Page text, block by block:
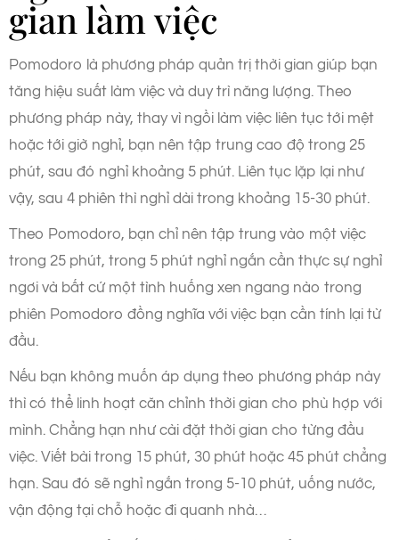
gian làm việc
Pomodoro là phương pháp quản trị thời gian giúp bạn
tăng hiệu suất làm việc và duy trì năng lượng. Theo
phương pháp này, thay vì ngồi làm việc liên tục tới mệt
hoặc tới giờ nghỉ, bạn nên tập trung cao độ trong 25
phút, sau đó nghỉ khoảng 5 phút. Liên tục lặp lại như
vậy, sau 4 phiên thì nghỉ dài trong khoảng 15-30 phút.
Theo Pomodoro, bạn chỉ nên tập trung vào một việc
trong 25 phút, trong 5 phút nghỉ ngắn cần thực sự nghỉ
ngơi và bất cứ một tình huống xen ngang nào trong
phiên Pomodoro đồng nghĩa với việc bạn cần tính lại từ
đầu.
Nếu bạn không muốn áp dụng theo phương pháp này
thì có thể linh hoạt căn chỉnh thời gian cho phù hợp với
mình. Chẳng hạn như cài đặt thời gian cho từng đầu
việc. Viết bài trong 15 phút, 30 phút hoặc 45 phút chẳng
hạn. Sau đó sẽ nghỉ ngắn trong 5-10 phút, uống nước,
vận động tại chỗ hoặc đi quanh nhà…